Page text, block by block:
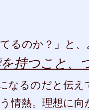
るのか？」と
を持つこと
なるのだと伝え
情熱。理想に